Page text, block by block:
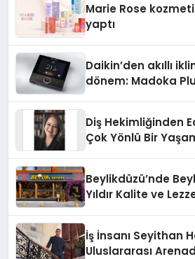
Marie Rose
yaptı
Daikin’den akıllı
dönem: Madoka
Diş Hekimliğinden
Çok Yönlü Bir
Beylikdüzü’nde
Yıldır Kalite ve
İş İnsanı Seyithan
Uluslararası